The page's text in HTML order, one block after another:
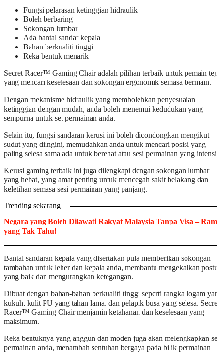
Fungsi pelarasan ketinggian hidraulik
Boleh berbaring
Sokongan lumbar
Ada bantal sandar kepala
Bahan berkualiti tinggi
Reka bentuk menarik
Secret Racer™ Gaming Chair adalah pilihan terbaik untuk pemain
yang mencari keselesaan dan sokongan ergonomik semasa bermain.
Dengan mekanisme hidraulik yang membolehkan penyesuaian
ketinggian dengan mudah, anda boleh menemui kedudukan yang
sempurna untuk set permainan anda.
Selain itu, fungsi sandaran kerusi ini boleh dicondongkan mengikut
sudut yang diingini, memudahkan anda untuk mencari posisi yang
paling selesa sama ada untuk berehat atau sesi permainan yang
Kerusi gaming terbaik ini juga dilengkapi dengan sokongan lumbar
yang hebat, yang amat penting untuk mencegah sakit belakang dan
keletihan semasa sesi permainan yang panjang.
Trending sekarang
Negara yang Boleh Dilawati Rakyat Malaysia Tanpa Visa –
yang Tak Tahu!
Bantal sandaran kepala yang disertakan pula memberikan sokongan
tambahan untuk leher dan kepala anda, membantu mengekalkan
yang baik dan mengurangkan ketegangan.
Dibuat dengan bahan-bahan berkualiti tinggi seperti rangka logam
kukuh, kulit PU yang tahan lama, dan pelapik busa yang selesa,
Racer™ Gaming Chair menjamin ketahanan dan keselesaan yang
maksimum.
Reka bentuknya yang anggun dan moden juga akan melengkapkan
permainan anda, menambah sentuhan bergaya pada bilik permainan